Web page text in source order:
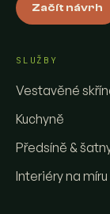
Začít návrh
SLUŽBY
Vestavěné
Kuchyně
Předsíně &
Interiéry na míru